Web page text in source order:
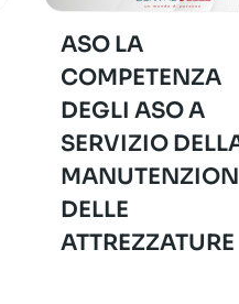
ASO LA
COMPETENZA
DEGLI ASO A
SERVIZIO
DELLE
ATTREZZATURE